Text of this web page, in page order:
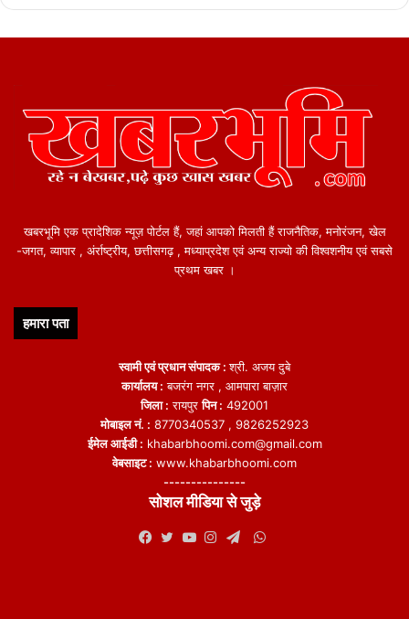
खबरभूमि एक प्रादेशिक न्यूज़ पोर्टल हैं, जहां आपको मिलती हैं राजनैतिक, मनोरंजन, खेल
-जगत, व्यापार , अंर्राष्ट्रीय, छत्तीसगढ़ , मध्याप्रदेश एवं अन्य राज्यो की विश्वशनीय एवं सबसे
प्रथम खबर ।
हमारा पता
स्वामी एवं प्रधान संपादक :श्री. अजय दुबे
कार्यालय : बजरंग नगर , आमपारा बाज़ार
जिला : रायपुरपिन : 492001
मोबाइल नं. : 8770340537 , 9826252923
ईमेल आईडी : khabarbhoomi.com@gmail.com
वेबसाइट : www.khabarbhoomi.com
---------------
सोशल मीडिया से जुड़े
WhatsApp